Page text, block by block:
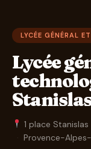
LYCÉE GÉNÉRAL
Lycée
1 place Stanislas
· Provence-